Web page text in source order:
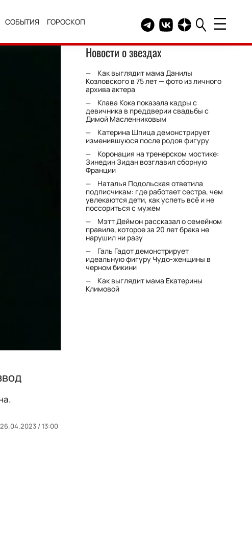
СОБЫТИЯ ГОРОСКОП Telegram канал HELLO
Группа HELLO
Канал HELLO в
26.04.2023 / 13:00
Новости о звездах
Как выглядит мама Данилы
Козловского в 75 лет — фото из личного
архива актера
Клава Кока показала кадры с
девичника в преддверии свадьбы с
Димой Масленниковым
Катерина Шпица демонстрирует
изменившуюся после родов фигуру
Коронация на тренерском мостике:
Зинедин Зидан возглавил сборную
Франции
Наталья Подольская ответила
подписчикам: где работает сестра, чем
увлекаются дети, как успеть всё и не
поссориться с мужем
Мэтт Деймон рассказал о семейном
правиле, которое за 20 лет брака не
нарушил ни разу
Галь Гадот демонстрирует
идеальную фигуру Чудо-женщины в
черном бикини
Как выглядит мама Екатерины
Климовой